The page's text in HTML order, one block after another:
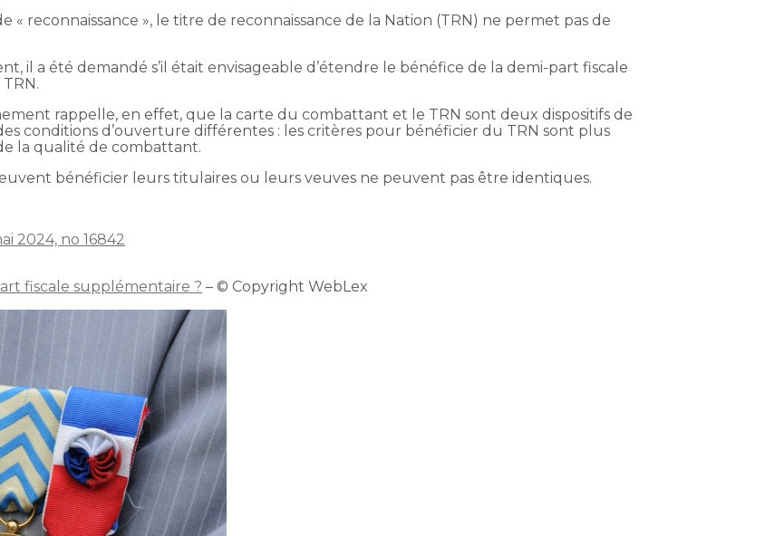
« reconnaissance », le titre de reconnaissance de la Nation (TRN) ne permet pas de
il a été demandé s’il était envisageable d’étendre le bénéfice de la demi-part fiscale
rappelle, en effet, que la carte du combattant et le TRN sont deux dispositifs de
conditions d’ouverture différentes : les critères pour bénéficier du TRN sont plus
la qualité de combattant.
bénéficier leurs titulaires ou leurs veuves ne peuvent pas être identiques.
2024, no 16842
fiscale supplémentaire ? – © Copyright WebLex